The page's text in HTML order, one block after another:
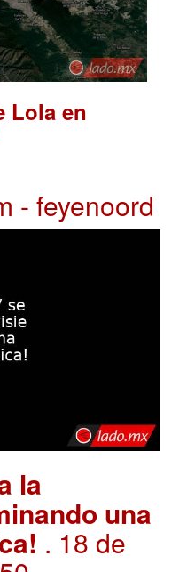
Lola en
- feyenoord
la
una
. 18 de